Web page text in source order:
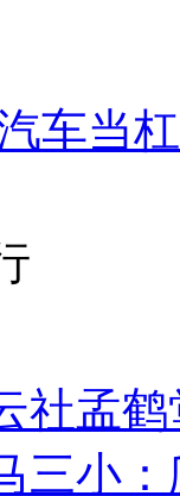
车当
社孟
三小